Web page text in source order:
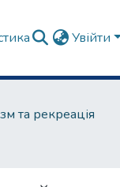
Увійти
та рекреація